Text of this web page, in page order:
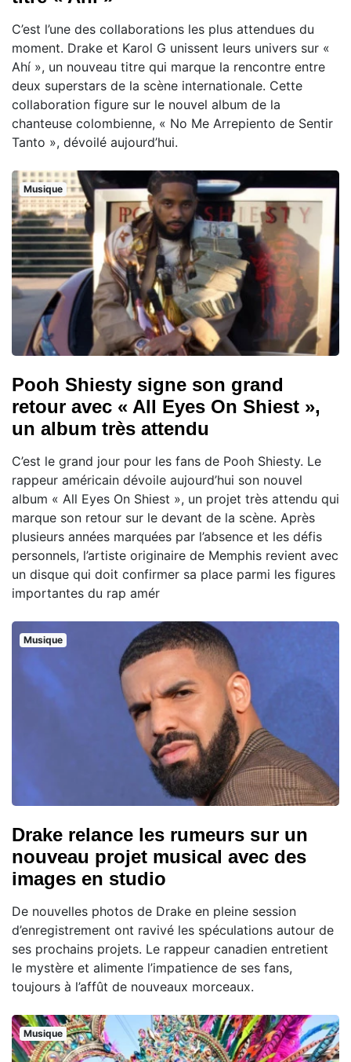
C’est l’une des collaborations les plus attendues du
moment. Drake et Karol G unissent leurs univers sur «
Ahí », un nouveau titre qui marque la rencontre entre
deux superstars de la scène internationale. Cette
collaboration figure sur le nouvel album de la
chanteuse colombienne, « No Me Arrepiento de Sentir
Tanto », dévoilé aujourd’hui.
Musique
Pooh Shiesty signe son grand
retour avec « All Eyes On Shiest »,
un album très attendu
C’est le grand jour pour les fans de Pooh Shiesty. Le
rappeur américain dévoile aujourd’hui son nouvel
album « All Eyes On Shiest », un projet très attendu qui
marque son retour sur le devant de la scène. Après
plusieurs années marquées par l’absence et les défis
personnels, l’artiste originaire de Memphis revient avec
un disque qui doit confirmer sa place parmi les figures
importantes du rap amér
Musique
Drake relance les rumeurs sur un
nouveau projet musical avec des
images en studio
De nouvelles photos de Drake en pleine session
d’enregistrement ont ravivé les spéculations autour de
ses prochains projets. Le rappeur canadien entretient
le mystère et alimente l’impatience de ses fans,
toujours à l’affût de nouveaux morceaux.
Musique